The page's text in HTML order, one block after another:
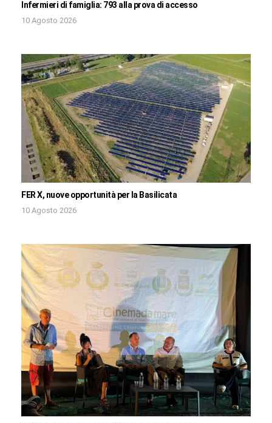
Infermieri di famiglia: 793 alla prova di accesso
10 Agosto 2026
FER X, nuove opportunità per la Basilicata
10 Agosto 2026